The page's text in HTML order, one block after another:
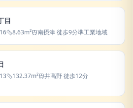
目
8.63m² 南摂津徒歩9分準工業地域
132.37m² 井高野徒歩12分